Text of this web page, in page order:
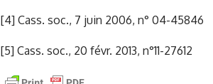
[4] Cass. soc., 7 juin 2006, n° 04-45846
[5] Cass. soc., 20 févr. 2013, n°11-27612